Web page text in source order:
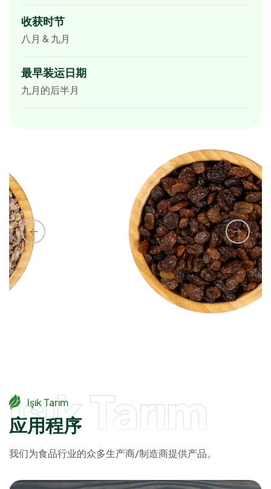
收获时节
八月 & 九月
最早装运日期
九月的后半月
Işık Tarım
Işık Tarım
应用程序
我们为食品行业的众多生产商/制造商提供产品。